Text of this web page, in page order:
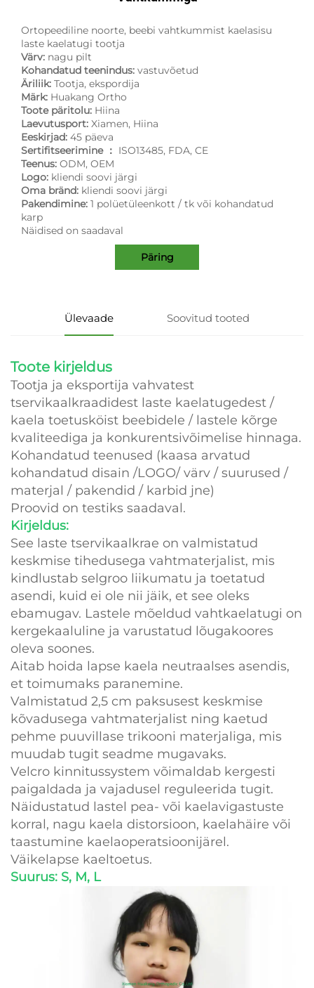
Ortopeediline noorte, beebi vahtkummist kaelasisu
laste kaelatugi tootja
Värv: nagu pilt
Kohandatud teenindus: vastuvõetud
Äriliik: Tootja, ekspordija
Märk: Huakang Ortho
Toote päritolu: Hiina
Laevutusport: Xiamen, Hiina
Eeskirjad: 45 päeva
Sertifitseerimine ： ISO13485, FDA, CE
Teenus: ODM, OEM
Logo: kliendi soovi järgi
Oma bränd: kliendi soovi järgi
Pakendimine: 1 polüetüleenkott / tk või kohandatud
karp
Näidised on saadaval
Päring
Ülevaade Soovitud tooted
Toote kirjeldus
Tootja ja eksportija vahvatest
tservikaalkraadidest laste kaelatugedest /
kaela toetusköist beebidele / lastele kõrge
kvaliteediga ja konkurentsivõimelise hinnaga.
Kohandatud teenused (kaasa arvatud
kohandatud disain /LOGO/ värv / suurused /
materjal / pakendid / karbid jne)
Proovid on testiks saadaval.
Kirjeldus:
See laste tservikaalkrae on valmistatud
keskmise tihedusega vahtmaterjalist, mis
kindlustab selgroo liikumatu ja toetatud
asendi, kuid ei ole nii jäik, et see oleks
ebamugav. Lastele mõeldud vahtkaelatugi on
kergekaaluline ja varustatud lõugakoores
oleva soones.
Aitab hoida lapse kaela neutraalses asendis,
et toimumaks paranemine.
Valmistatud 2,5 cm paksusest keskmise
kõvadusega vahtmaterjalist ning kaetud
pehme puuvillase trikooni materjaliga, mis
muudab tugit seadme mugavaks.
Velcro kinnitussystem võimaldab kergesti
paigaldada ja vajadusel reguleerida tugit.
Näidustatud lastel pea- või kaelavigastuste
korral, nagu kaela distorsioon, kaelahäire või
taastumine kaelaoperatsioonijärel.
Väikelapse kaeltoetus.
Suurus: S, M, L